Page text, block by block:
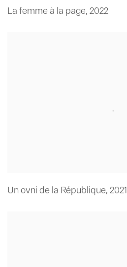
La femme à la page, 2022
Un ovni de la République, 2021